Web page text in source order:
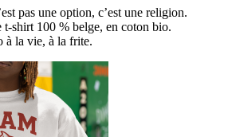
pas une option, c’est une religion.
t-shirt 100 % belge, en coton bio.
à la vie, à la frite.